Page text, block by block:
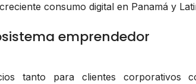
consumo digital en Panamá y
emprendedor
tanto para clientes corporativos